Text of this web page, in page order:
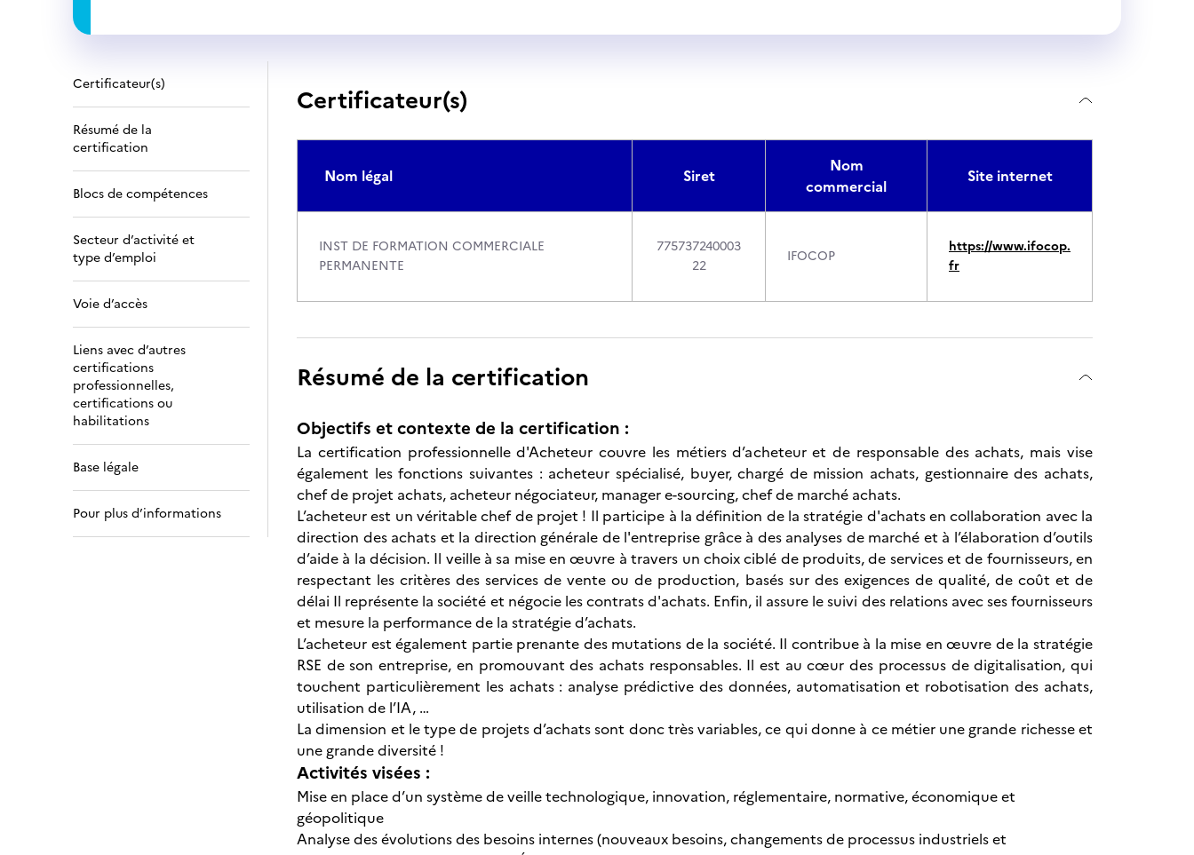
Certificateur(s)
Résumé de la
certification
Blocs de compétences
Secteur d’activité et
type d’emploi
Voie d’accès
Liens avec d’autres
certifications
professionnelles,
certifications ou
habilitations
Base légale
Pour plus d’informations
Certificateur(s)
Nom légal Siret
Nom
commercial
Site internet
INST DE FORMATION COMMERCIALE
PERMANENTE
775737240003
22
IFOCOP
https://www.ifocop.
fr
Résumé de la certification
Objectifs et contexte de la certification :
La certification professionnelle d'Acheteur couvre les métiers d’acheteur et de responsable des achats, mais vise
également les fonctions suivantes : acheteur spécialisé, buyer, chargé de mission achats, gestionnaire des achats,
chef de projet achats, acheteur négociateur, manager e-sourcing, chef de marché achats.
L’acheteur est un véritable chef de projet ! Il participe à la définition de la stratégie d'achats en collaboration avec la
direction des achats et la direction générale de l'entreprise grâce à des analyses de marché et à l’élaboration d’outils
d’aide à la décision. Il veille à sa mise en œuvre à travers un choix ciblé de produits, de services et de fournisseurs, en
respectant les critères des services de vente ou de production, basés sur des exigences de qualité, de coût et de
délai Il représente la société et négocie les contrats d'achats. Enfin, il assure le suivi des relations avec ses fournisseurs
et mesure la performance de la stratégie d’achats.
L’acheteur est également partie prenante des mutations de la société. Il contribue à la mise en œuvre de la stratégie
RSE de son entreprise, en promouvant des achats responsables. Il est au cœur des processus de digitalisation, qui
touchent particulièrement les achats : analyse prédictive des données, automatisation et robotisation des achats,
utilisation de l’IA, …
La dimension et le type de projets d’achats sont donc très variables, ce qui donne à ce métier une grande richesse et
une grande diversité !
Activités visées :
Mise en place d’un système de veille technologique, innovation, réglementaire, normative, économique et
géopolitique
Analyse des évolutions des besoins internes (nouveaux besoins, changements de processus industriels et